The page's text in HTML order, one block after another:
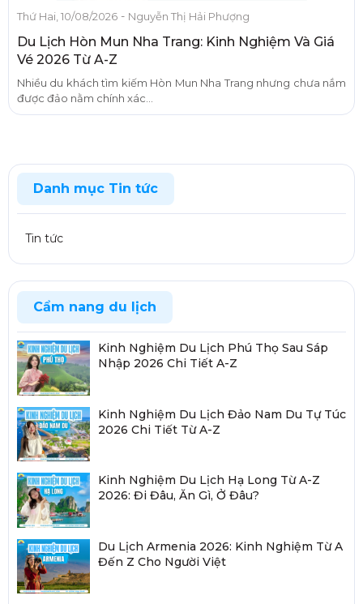
Thứ Hai, 10/08/2026 - Nguyễn Thị Hải Phượng
Du Lịch Hòn Mun Nha Trang: Kinh Nghiệm Và Giá
Vé 2026 Từ A-Z
Nhiều du khách tìm kiếm Hòn Mun Nha Trang nhưng chưa nắm
được đảo nằm chính xác...
Danh mục Tin tức
Tin tức
Cẩm nang du lịch
Kinh Nghiệm Du Lịch Phú Thọ Sau Sáp
Nhập 2026 Chi Tiết A-Z
Kinh Nghiệm Du Lịch Đảo Nam Du Tự Túc
2026 Chi Tiết Từ A-Z
Kinh Nghiệm Du Lịch Hạ Long Từ A-Z
2026: Đi Đâu, Ăn Gì, Ở Đâu?
Du Lịch Armenia 2026: Kinh Nghiệm Từ A
Đến Z Cho Người Việt